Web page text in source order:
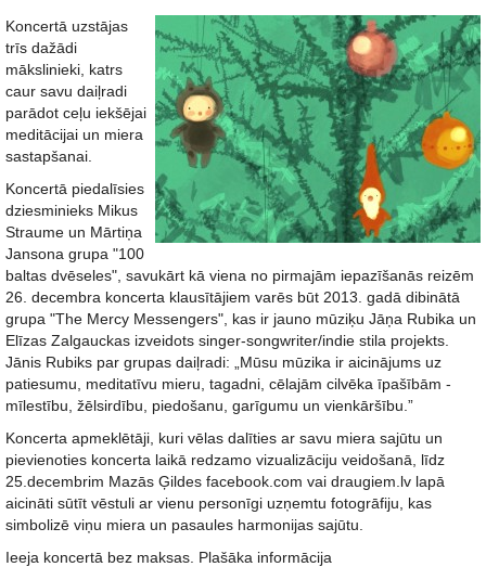
Koncertā uzstājas
trīs dažādi
mākslinieki, katrs
caur savu daiļradi
parādot ceļu iekšējai
meditācijai un miera
sastapšanai.
Koncertā piedalīsies
dziesminieks Mikus
Straume un Mārtiņa
Jansona grupa "100
baltas dvēseles", savukārt kā viena no pirmajām iepazīšanās reizēm
26. decembra koncerta klausītājiem varēs būt 2013. gadā dibinātā
grupa "The Mercy Messengers", kas ir jauno mūziķu Jāņa Rubika un
Elīzas Zalgauckas izveidots singer-songwriter/indie stila projekts.
Jānis Rubiks par grupas daiļradi: „Mūsu mūzika ir aicinājums uz
patiesumu, meditatīvu mieru, tagadni, cēlajām cilvēka īpašībām -
mīlestību, žēlsirdību, piedošanu, garīgumu un vienkāršību.”
Koncerta apmeklētāji, kuri vēlas dalīties ar savu miera sajūtu un
pievienoties koncerta laikā redzamo vizualizāciju veidošanā, līdz
25.decembrim Mazās Ģildes facebook.com vai draugiem.lv lapā
aicināti sūtīt vēstuli ar vienu personīgi uzņemtu fotogrāfiju, kas
simbolizē viņu miera un pasaules harmonijas sajūtu.
Ieeja koncertā bez maksas. Plašāka informācija